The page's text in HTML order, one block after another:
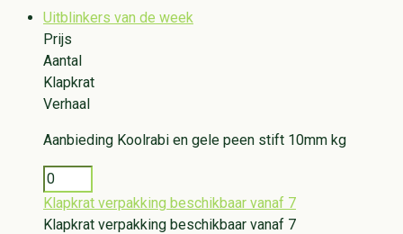
Uitblinkers van de week
Prijs
Aantal
Klapkrat
Verhaal
Aanbieding Koolrabi en gele peen stift 10mm kg
Klapkrat verpakking beschikbaar vanaf 7
Klapkrat verpakking beschikbaar vanaf 7